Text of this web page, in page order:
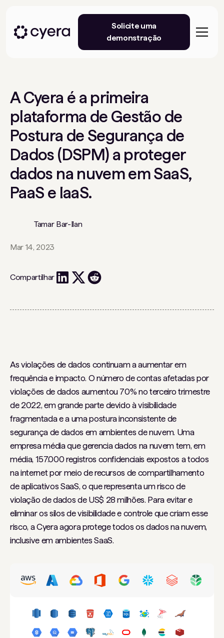
Solicite uma
demonstração
A Cyera é a primeira
plataforma de Gestão de
Postura de Segurança de
Dados (DSPM) a proteger
dados na nuvem em SaaS,
PaaS e IaaS.
Tamar Bar-Ilan
Mar 14, 2023
Compartilhar
As violações de dados continuam a aumentar em
frequência e impacto. O número de contas afetadas por
violações de dados aumentou 70% no terceiro trimestre
de 2022, em grande parte devido à visibilidade
fragmentada e a uma postura inconsistente de
segurança de dados em ambientes de nuvem. Uma
empresa média que gerencia dados na nuvem tem, em
média, 157.000 registros confidenciais expostos a todos
na internet por meio de recursos de compartilhamento
de aplicativos SaaS, o que representa um risco de
violação de dados de US$ 28 milhões. Para evitar e
eliminar os silos de visibilidade e controle que criam esse
risco, a Cyera agora protege todos os dados na nuvem,
inclusive em ambientes SaaS.